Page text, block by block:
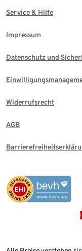
Service & Hilfe
Impressum
Datenschutz und
Widerrufsrecht
AGB